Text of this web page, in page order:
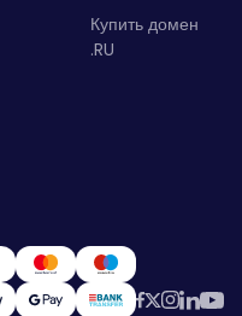
Купить домен
.RU